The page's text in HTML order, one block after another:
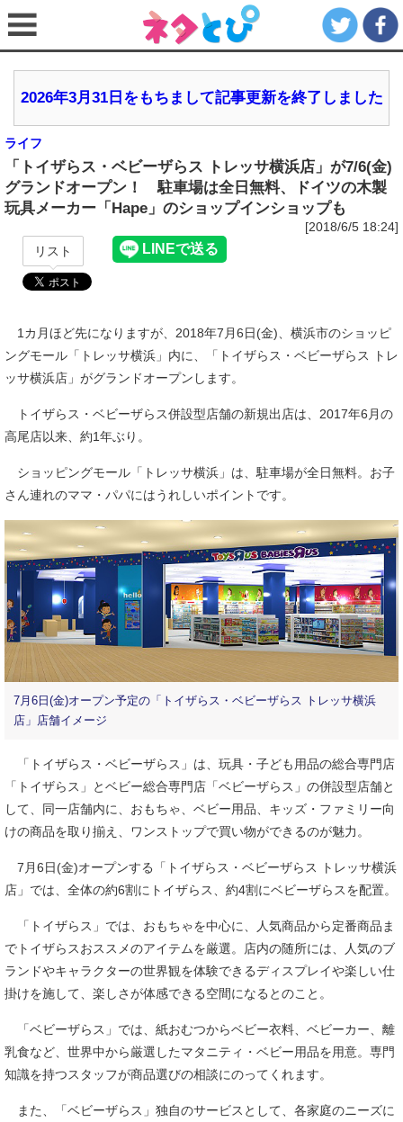
2026年3月31日をもちまして記事更新を終了しました
ライフ
「トイザらス・ベビーザらス トレッサ横浜店」が7/6(金)
グランドオープン！ 駐車場は全日無料、ドイツの木製
玩具メーカー「Hape」のショップインショップも
[2018/6/5 18:24]
リスト
1カ月ほど先になりますが、2018年7月6日(金)、横浜市のショッピ
ングモール「トレッサ横浜」内に、「トイザらス・ベビーザらス トレ
ッサ横浜店」がグランドオープンします。
トイザらス・ベビーザらス併設型店舗の新規出店は、2017年6月の
高尾店以来、約1年ぶり。
ショッピングモール「トレッサ横浜」は、駐車場が全日無料。お子
さん連れのママ・パパにはうれしいポイントです。
7月6日(金)オープン予定の「トイザらス・ベビーザらス トレッサ横浜
店」店舗イメージ
「トイザらス・ベビーザらス」は、玩具・子ども用品の総合専門店
「トイザらス」とベビー総合専門店「ベビーザらス」の併設型店舗と
して、同一店舗内に、おもちゃ、ベビー用品、キッズ・ファミリー向
けの商品を取り揃え、ワンストップで買い物ができるのが魅力。
7月6日(金)オープンする「トイザらス・ベビーザらス トレッサ横浜
店」では、全体の約6割にトイザらス、約4割にベビーザらスを配置。
「トイザらス」では、おもちゃを中心に、人気商品から定番商品ま
でトイザらスおススメのアイテムを厳選。店内の随所には、人気のブ
ランドやキャラクターの世界観を体験できるディスプレイや楽しい仕
掛けを施して、楽しさが体感できる空間になるとのこと。
「ベビーザらス」では、紙おむつからベビー衣料、ベビーカー、離
乳食など、世界中から厳選したマタニティ・ベビー用品を用意。専門
知識を持つスタッフが商品選びの相談にのってくれます。
また、「ベビーザらス」独自のサービスとして、各家庭のニーズに